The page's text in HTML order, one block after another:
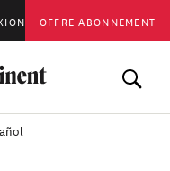
OFFRE ABONNEMENT